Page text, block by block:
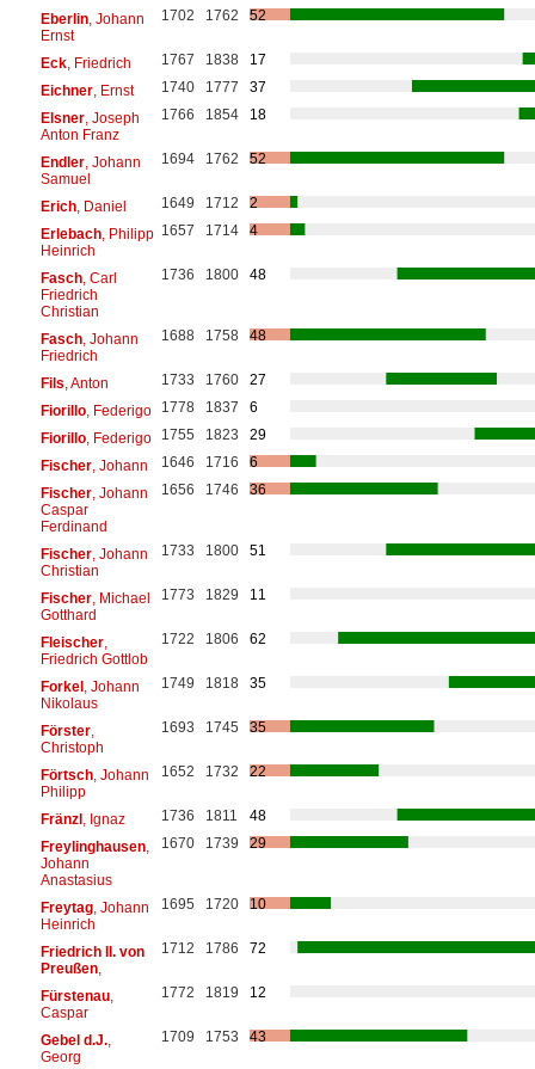
Eberlin, Johann
Ernst
1702 1762 52
Eck, Friedrich 1767 1838
17
Eichner, Ernst 1740 1777
37
Elsner, Joseph
Anton Franz
1766 1854 18
Endler, Johann
Samuel
1694 1762 52
Erich, Daniel 1649 1712
2
Erlebach, Philipp
Heinrich
1657 1714 4
Fasch, Carl
Friedrich
Christian
1736 1800 48
Fasch, Johann
Friedrich
1688 1758 48
Fils , Anton 1733 1760
27
Fiorillo, Federigo 1778 1837
6
Fiorillo, Federigo 1755 1823
29
Fischer, Johann 1646 1716
6
Fischer, Johann
Caspar
Ferdinand
1656 1746 36
Fischer, Johann
Christian
1733 1800 51
Fischer, Michael
Gotthard
1773 1829 11
Fleischer,
Friedrich Gottlob
1722 1806 62
Forkel, Johann
Nikolaus
1749 1818 35
Förster,
Christoph
1693 1745 35
Förtsch, Johann
Philipp
1652 1732 22
Fränzl, Ignaz 1736 1811
48
Freylinghausen,
Johann
Anastasius
1670 1739 29
Freytag, Johann
Heinrich
1695 1720 10
Friedrich II. von
Preußen,
1712 1786 72
Fürstenau,
Caspar
1772 1819 12
Gebel d.J.,
Georg
1709 1753 43